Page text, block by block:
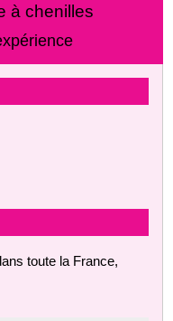
à chenilles
toute la France,